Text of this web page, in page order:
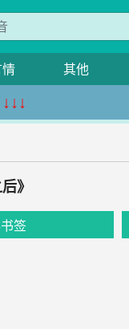
其他
↓↓↓
》
签